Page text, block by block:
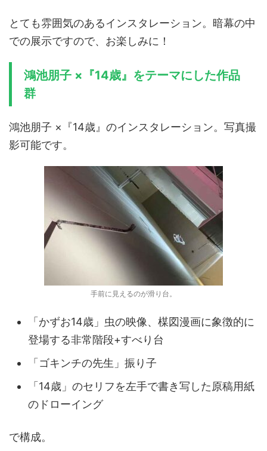
とても雰囲気のあるインスタレーション。暗幕の中
での展示ですので、お楽しみに！
鴻池朋子 ×『14歳』をテーマにした作品
群
鴻池朋子 ×『14歳』のインスタレーション。写真撮
影可能です。
手前に見えるのが滑り台。
「かずお14歳」虫の映像、楳図漫画に象徴的に
登場する非常階段+すべり台
「ゴキンチの先生」振り子
「14歳」のセリフを左手で書き写した原稿用紙
のドローイング
で構成。